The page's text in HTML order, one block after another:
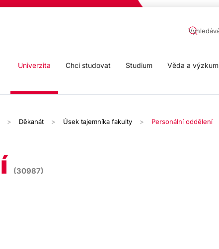
Univerzita Chci studovat Studium Věda a výzkum
Děkanát Úsek tajemníka fakulty Personální oddělení
(30987)